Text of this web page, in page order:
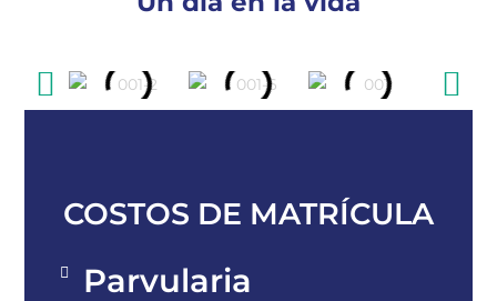
COSTOS DE MATRÍCULA
Parvularia